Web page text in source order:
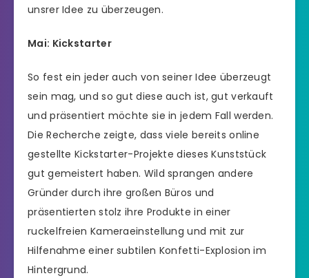
unsrer Idee zu überzeugen.
Mai: Kickstarter
So fest ein jeder auch von seiner Idee überzeugt
sein mag, und so gut diese auch ist, gut verkauft
und präsentiert möchte sie in jedem Fall werden.
Die Recherche zeigte, dass viele bereits online
gestellte Kickstarter-Projekte dieses Kunststück
gut gemeistert haben. Wild sprangen andere
Gründer durch ihre großen Büros und
präsentierten stolz ihre Produkte in einer
ruckelfreien Kameraeinstellung und mit zur
Hilfenahme einer subtilen Konfetti-Explosion im
Hintergrund.